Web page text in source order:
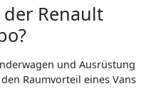
Renault
und Ausrüstung
Raumvorteil eines Vans